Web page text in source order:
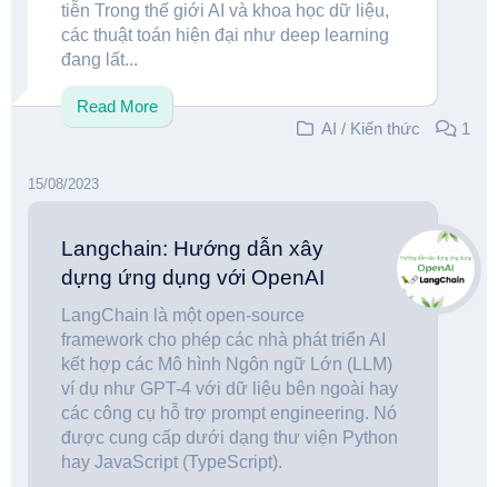
tiễn Trong thế giới AI và khoa học dữ liệu,
các thuật toán hiện đại như deep learning
đang lất...
Read More
AI / Kiến thức 1
15/08/2023
Langchain: Hướng dẫn xây
dựng ứng dụng với OpenAI
LangChain là một open-source
framework cho phép các nhà phát triển AI
kết hợp các Mô hình Ngôn ngữ Lớn (LLM)
ví dụ như GPT-4 với dữ liệu bên ngoài hay
các công cụ hỗ trợ prompt engineering. Nó
được cung cấp dưới dạng thư viện Python
hay JavaScript (TypeScript).